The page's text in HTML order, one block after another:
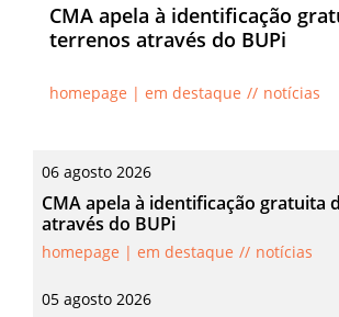
CMA apela à identificação
terrenos através do BUPi
homepage | em destaque notícias
06 agosto 2026
CMA apela à identificação gratuita
através do BUPi
homepage | em destaque notícias
05 agosto 2026